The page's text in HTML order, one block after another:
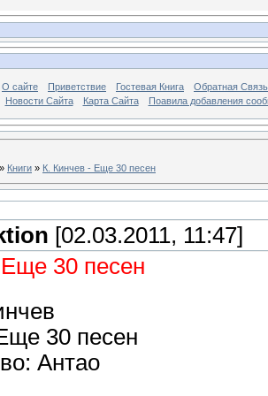
О сайте Приветствие Гостевая Книга
Обратная Связь
Новости Сайта Карта Сайта Поавила добавления
» Книги » К. Кинчев - Еще 30 песен
[02.03.2011, 11:47]
30 песен
30 песен
Антао